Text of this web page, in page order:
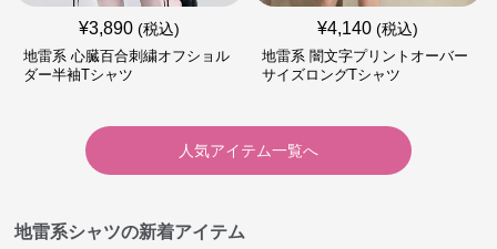
¥3,890 (税込)
地雷系 心臓百合刺繍オフショル
ダー半袖Tシャツ
¥4,140 (税込)
地雷系 闇文字プリントオーバー
サイズロングTシャツ
人気アイテム一覧へ
地雷系シャツの新着アイテム